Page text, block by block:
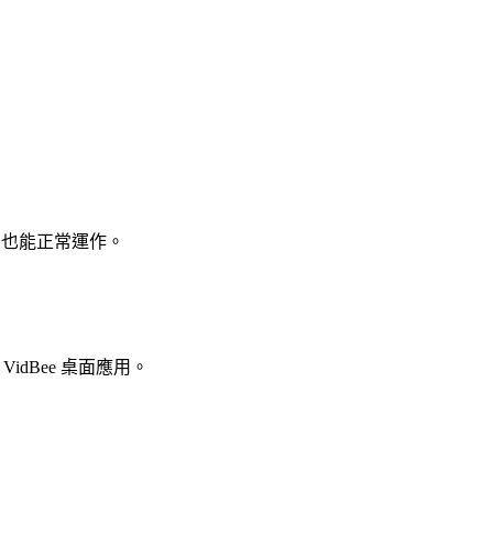
能正常運作。
桌面應用。